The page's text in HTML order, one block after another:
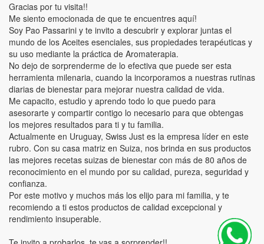
Gracias por tu visita!!
Me siento emocionada de que te encuentres aquí!
Soy Pao Passarini y te invito a descubrir y explorar juntas el
mundo de los Aceites esenciales, sus propiedades terapéuticas y
su uso mediante la práctica de Aromaterapia.
No dejo de sorprenderme de lo efectiva que puede ser esta
herramienta milenaria, cuando la incorporamos a nuestras rutinas
diarias de bienestar para mejorar nuestra calidad de vida.
Me capacito, estudio y aprendo todo lo que puedo para
asesorarte y compartir contigo lo necesario para que obtengas
los mejores resultados para ti y tu familia.
Actualmente en Uruguay, Swiss Just es la empresa líder en este
rubro. Con su casa matriz en Suiza, nos brinda en sus productos
las mejores recetas suizas de bienestar con más de 80 años de
reconocimiento en el mundo por su calidad, pureza, seguridad y
confianza.
Por este motivo y muchos más los elijo para mi familia, y te
recomiendo a ti estos productos de calidad excepcional y
rendimiento insuperable.